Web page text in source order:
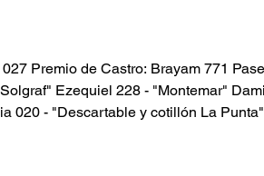
Premio de Castro: Brayam 771
Ezequiel 228 - "Montemar"
020 - "Descartable y cotillón La